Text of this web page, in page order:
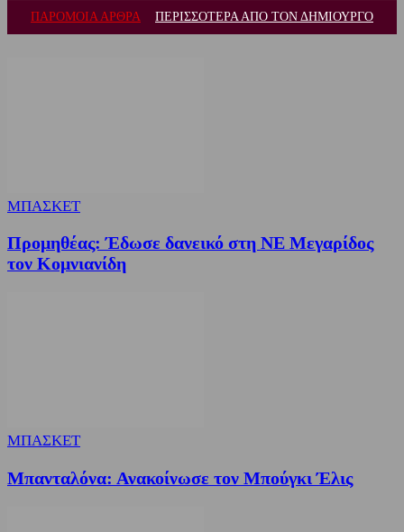
ΠΑΡΟΜΟΙΑ ΑΡΘΡΑ ΠΕΡΙΣΣΟΤΕΡΑ ΑΠΟ ΤΟΝ ΔΗΜΙΟΥΡΓΟ
ΜΠΑΣΚΕΤ
Προμηθέας: Έδωσε δανεικό στη ΝΕ Μεγαρίδος
τον Κομνιανίδη
ΜΠΑΣΚΕΤ
Μπανταλόνα: Ανακοίνωσε τον Μπούγκι Έλις